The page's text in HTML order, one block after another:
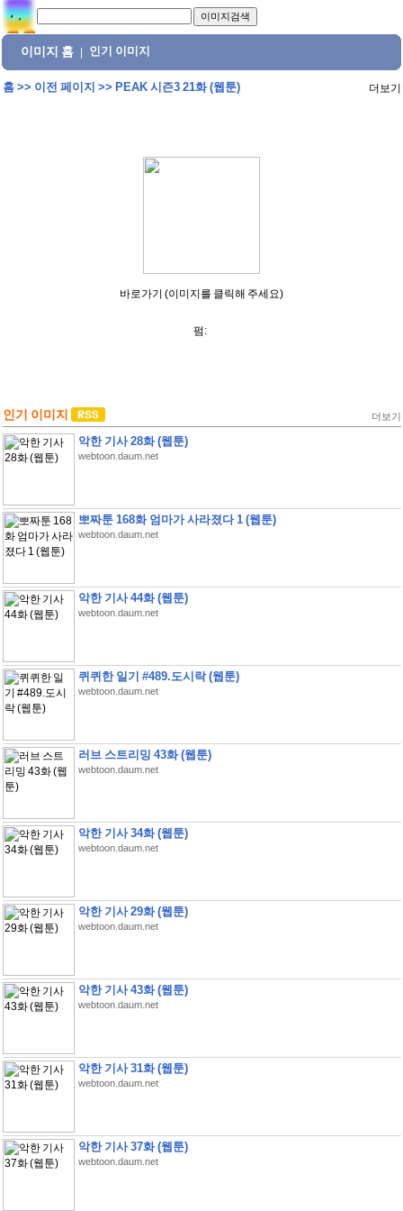
이미지 홈 인기 이미지
홈>> 이전 페이지 >> PEAK 시즌3 21화 (웹툰) 더보기
바로가기 (이미지를 클릭해 주세요)
펌:
인기 이미지 더보기
악한 기사 28화 (웹툰)
webtoon.daum.net
뽀짜툰 168화 엄마가 사라졌다 1 (웹툰)
webtoon.daum.net
악한 기사 44화 (웹툰)
webtoon.daum.net
퀴퀴한 일기 #489.도시락 (웹툰)
webtoon.daum.net
러브 스트리밍 43화 (웹툰)
webtoon.daum.net
악한 기사 34화 (웹툰)
webtoon.daum.net
악한 기사 29화 (웹툰)
webtoon.daum.net
악한 기사 43화 (웹툰)
webtoon.daum.net
악한 기사 31화 (웹툰)
webtoon.daum.net
악한 기사 37화 (웹툰)
webtoon.daum.net